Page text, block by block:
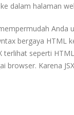
dalam halaman
bergaya HTML
terlihat seperti
browser. Karena